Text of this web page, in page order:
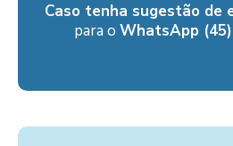
Caso tenha sugestão de
para o WhatsApp